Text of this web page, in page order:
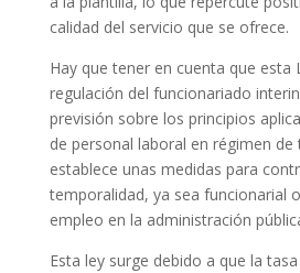
calidad del servicio que se ofrece.
Hay que tener en cuenta que esta
regulación del funcionariado
previsión sobre los principios
de personal laboral en régimen
establece unas medidas para
temporalidad, ya sea funcionarial
empleo en la administración
Esta ley surge debido a que la